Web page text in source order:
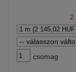
2
csomag